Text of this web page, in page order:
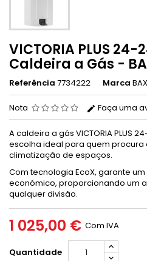
VICTORIA PLUS 24-
Caldeira a Gás -
Referência 7734222 Marca
Nota Faça uma
A caldeira a gás VICTORIA PLUS
escolha ideal para quem procura
climatização de espaços.
Com tecnologia EcoX, garante
económico, proporcionando um
qualquer divisão.
1 025,00 € Com IVA
Quantidade